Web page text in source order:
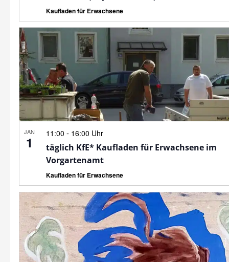
Kaufladen für Erwachsene
JAN
1
11:00 - 16:00 Uhr
täglich KfE* Kaufladen für Erwachsene im
Vorgartenamt
Kaufladen für Erwachsene